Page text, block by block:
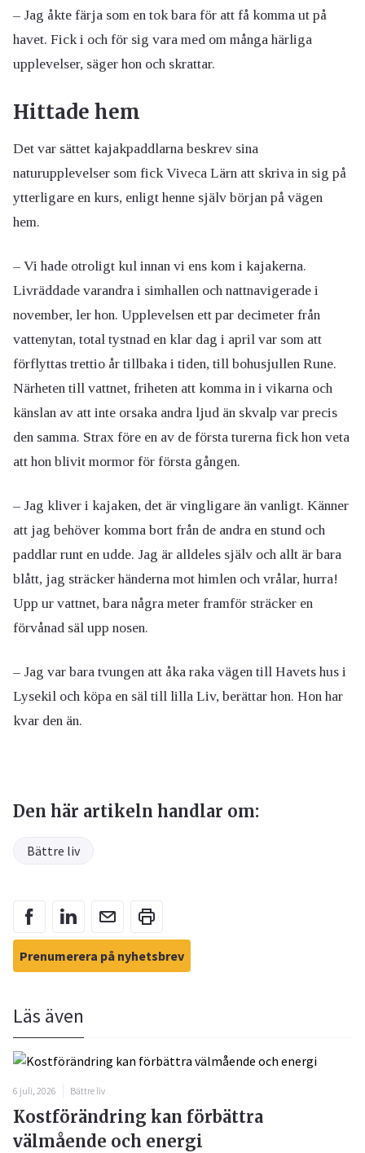
– Jag åkte färja som en tok bara för att få komma ut på
havet. Fick i och för sig vara med om många härliga
upplevelser, säger hon och skrattar.
Hittade hem
Det var sättet kajakpaddlarna beskrev sina
naturupplevelser som fick Viveca Lärn att skriva in sig på
ytterligare en kurs, enligt henne själv början på vägen
hem.
– Vi hade otroligt kul innan vi ens kom i kajakerna.
Livräddade varandra i simhallen och nattnavigerade i
november, ler hon. Upplevelsen ett par decimeter från
vattenytan, total tystnad en klar dag i april var som att
förflyttas trettio år tillbaka i tiden, till bohusjullen Rune.
Närheten till vattnet, friheten att komma in i vikarna och
känslan av att inte orsaka andra ljud än skvalp var precis
den samma. Strax före en av de första turerna fick hon veta
att hon blivit mormor för första gången.
– Jag kliver i kajaken, det är vingligare än vanligt. Känner
att jag behöver komma bort från de andra en stund och
paddlar runt en udde. Jag är alldeles själv och allt är bara
blått, jag sträcker händerna mot himlen och vrålar, hurra!
Upp ur vattnet, bara några meter framför sträcker en
förvånad säl upp nosen.
– Jag var bara tvungen att åka raka vägen till Havets hus i
Lysekil och köpa en säl till lilla Liv, berättar hon. Hon har
kvar den än.
Den här artikeln handlar om:
Bättre liv
Prenumerera på nyhetsbrev
Läs även
6 juli, 2026 Bättre liv
Kostförändring kan förbättra
välmående och energi